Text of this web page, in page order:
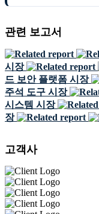
관련 보고서
시장
드 보안 플랫폼 시장
주석 도구 시장
시스템 시장
장
고객사